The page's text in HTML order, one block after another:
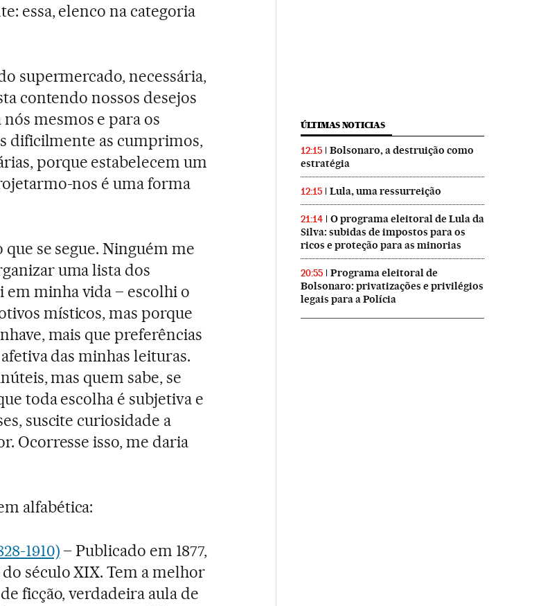
essa, elenco na categoria
supermercado, necessária,
contendo nossos desejos
mesmos e para os
dificilmente as cumprimos,
porque estabelecem um
nos é uma forma
se segue. Ninguém me
uma lista dos
minha vida – escolhi o
místicos, mas porque
mais que preferências
das minhas leituras.
mas quem sabe, se
toda escolha é subjetiva e
suscite curiosidade a
Ocorresse isso, me daria
alfabética:
1910) – Publicado em 1877,
século XIX. Tem a melhor
ficção, verdadeira aula de
ÚLTIMAS NOTICIAS
12:15
Bolsonaro, a destruição como
estratégia
12:15 Lula, uma ressurreição
21:14
O programa eleitoral de Lula da
Silva: subidas de impostos para os
ricos e proteção para as minorias
20:55
Programa eleitoral de
Bolsonaro: privatizações e privilégios
legais para a Polícia